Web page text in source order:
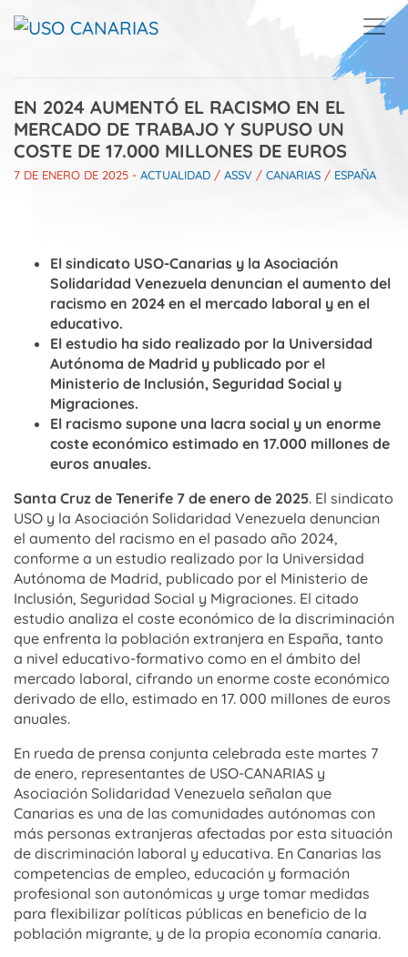
EN 2024 AUMENTÓ EL RACISMO EN EL
MERCADO DE TRABAJO Y SUPUSO UN
COSTE DE 17.000 MILLONES DE EUROS
7 DE ENERO DE 2025 - ACTUALIDAD / ASSV / CANARIAS / ESPAÑA
El sindicato USO-Canarias y la Asociación
Solidaridad Venezuela denuncian el aumento del
racismo en 2024 en el mercado laboral y en el
educativo.
El estudio ha sido realizado por la Universidad
Autónoma de Madrid y publicado por el
Ministerio de Inclusión, Seguridad Social y
Migraciones.
El racismo supone una lacra social y un enorme
coste económico estimado en 17.000 millones de
euros anuales.
Santa Cruz de Tenerife 7 de enero de 2025. El sindicato
USO y la Asociación Solidaridad Venezuela denuncian
el aumento del racismo en el pasado año 2024,
conforme a un estudio realizado por la Universidad
Autónoma de Madrid, publicado por el Ministerio de
Inclusión, Seguridad Social y Migraciones. El citado
estudio analiza el coste económico de la discriminación
que enfrenta la población extranjera en España, tanto
a nivel educativo-formativo como en el ámbito del
mercado laboral, cifrando un enorme coste económico
derivado de ello, estimado en 17. 000 millones de euros
anuales.
En rueda de prensa conjunta celebrada este martes 7
de enero, representantes de USO-CANARIAS y
Asociación Solidaridad Venezuela señalan que
Canarias es una de las comunidades autónomas con
más personas extranjeras afectadas por esta situación
de discriminación laboral y educativa. En Canarias las
competencias de empleo, educación y formación
profesional son autonómicas y urge tomar medidas
para flexibilizar políticas públicas en beneficio de la
población migrante, y de la propia economía canaria.